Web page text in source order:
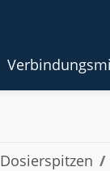
Dosierspitzen